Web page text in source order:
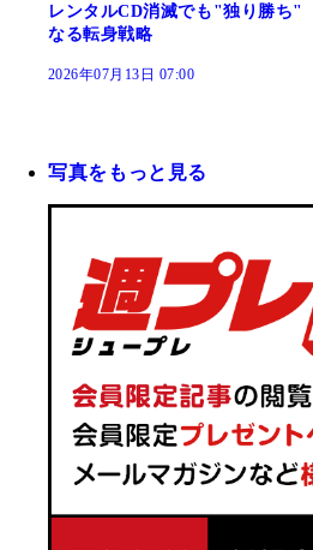
レンタルCD消滅でも"独り勝ち
なる転身戦略
2026年07月13日 07:00
写真をもっと見る